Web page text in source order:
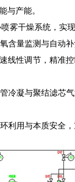
与产能。
干燥系统，实现
测与自动补氮
节，精准控
聚结滤芯气液
用与本质安全，